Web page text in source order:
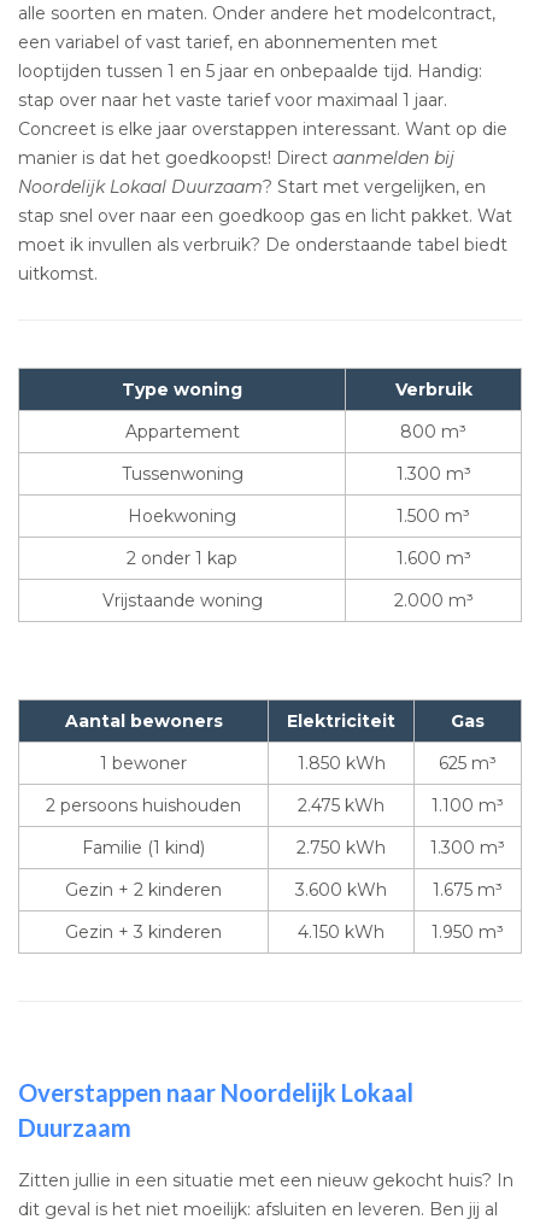
alle soorten en maten. Onder andere het modelcontract,
een variabel of vast tarief, en abonnementen met
looptijden tussen 1 en 5 jaar en onbepaalde tijd. Handig:
stap over naar het vaste tarief voor maximaal 1 jaar.
Concreet is elke jaar overstappen interessant. Want op die
manier is dat het goedkoopst! Direct aanmelden bij
Noordelijk Lokaal Duurzaam? Start met vergelijken, en
stap snel over naar een goedkoop gas en licht pakket. Wat
moet ik invullen als verbruik? De onderstaande tabel biedt
uitkomst.
Type woning
Verbruik
Appartement
800 m³
Tussenwoning
1.300 m³
Hoekwoning
1.500 m³
2 onder 1 kap
1.600 m³
Vrijstaande woning
2.000 m³
Aantal bewoners Elektriciteit
Gas
1 bewoner
1.850 kWh
625 m³
2 persoons huishouden
2.475 kWh
1.100 m³
Familie (1 kind)
2.750 kWh
1.300 m³
Gezin + 2 kinderen
3.600 kWh
1.675 m³
Gezin + 3 kinderen
4.150 kWh 1.950 m³
Overstappen naar Noordelijk Lokaal
Duurzaam
Zitten jullie in een situatie met een nieuw gekocht huis? In
dit geval is het niet moeilijk: afsluiten en leveren. Ben jij al